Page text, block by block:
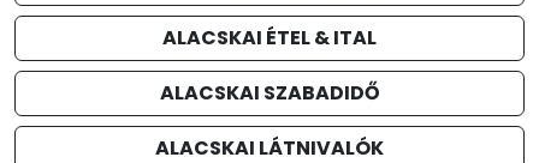
ALACSKAI ÉTEL & ITAL
ALACSKAI SZABADIDŐ
ALACSKAI LÁTNIVALÓK